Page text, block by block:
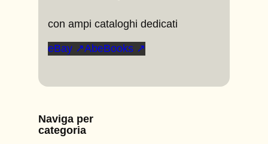
con ampi cataloghi dedicati
eBay ↗AbeBooks ↗
Naviga per
categoria